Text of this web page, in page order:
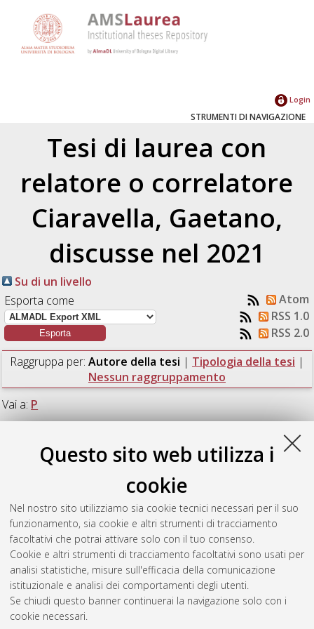
Questo sito web utilizza i
cookie
Nel nostro sito utilizziamo sia cookie tecnici necessari per il suo
funzionamento, sia cookie e altri strumenti di tracciamento
facoltativi che potrai attivare solo con il tuo consenso.
Cookie e altri strumenti di tracciamento facoltativi sono usati per
analisi statistiche, misure sull'efficacia della comunicazione
istituzionale e analisi dei comportamenti degli utenti.
Se chiudi questo banner continuerai la navigazione solo con i
cookie necessari.
Login
STRUMENTI DI NAVIGAZIONE
Tesi di laurea con
relatore o correlatore
Ciaravella, Gaetano,
discusse nel 2021
Su di un livello
Esporta come
Atom
RSS 1.0
RSS 2.0
Raggruppa per: Autore della tesi | Tipologia della tesi |
Nessun raggruppamento
Vai a: P
Piscaglia, Daniele(2021)Supporto e Infrastrutture DevOps
per Microservizi IoT su Edge Gateway.[Laurea magistrale],
Università di Bologna, Corso di Studio inIngegneria
informatica [LM-DM270] , Documento full-text non disponibile
Questa lista e' stata generata ilFri Aug 7 17:57:14 2026 CEST